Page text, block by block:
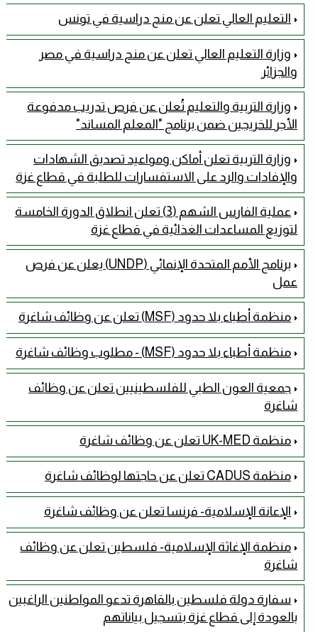
التعليم العالي تعلن عن منح دراسية في تونس
وزارة التعليم العالي تعلن عن منح دراسية في مصر
والجزائر
وزارة التربية والتعليم تُعلن عن فرص تدريب مدفوعة
الأجر للخريجين ضمن برنامج "المعلم المساند"
وزارة التربية تعلن أماكن ومواعيد تصديق الشهادات
والإفادات والرد على الاستفسارات للطلبة في قطاع غزة
عملية الفارس الشهم (3) تعلن انطلاق الدورة الخامسة
لتوزيع المساعدات الغذائية في قطاع غزة
برنامج الأمم المتحدة الإنمائي (UNDP) يعلن عن فرص
عمل
منظمة أطباء بلا حدود (MSF) تعلن عن وظائف شاغرة
منظمة أطباء بلا حدود (MSF) - مطلوب وظائف شاغرة
جمعية العون الطبي للفلسطينيين تعلن عن وظائف
شاغرة
منظمة UK-MED تعلن عن وظائف شاغرة
منظمة CADUS تعلن عن حاجتها لوظائف شاغرة
الإعانة الإسلامية- فرنسا تعلن عن وظائف شاغرة
منظمة الإغاثة الإسلامية- فلسطين تعلن عن وظائف
شاغرة
سفارة دولة فلسطين بالقاهرة تدعو المواطنين الراغبين
بالعودة إلى قطاع غزة بتسجيل بياناتهم